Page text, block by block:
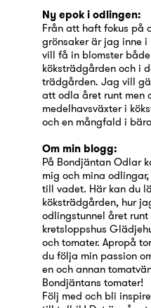
Ny epok i odlingen:
Från att haft fokus på
grönsaker är jag inne i
vill få in blomster
köksträdgården och i
trädgården. Jag vill
att odla året runt men
medelhavsväxter i
och en mångfald i
Om min blogg:
På Bondjäntan Odlar
mig och mina
till vadet. Här kan du
köksträdgården, hur
odlingstunnel året runt
kretsloppshus
och tomater. Apropå
du följa min passion
en och annan
Bondjäntans tomater!
Följ med och bli